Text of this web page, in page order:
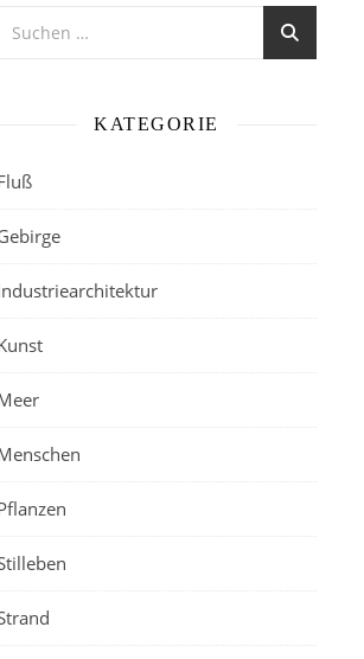
KATEGORIE